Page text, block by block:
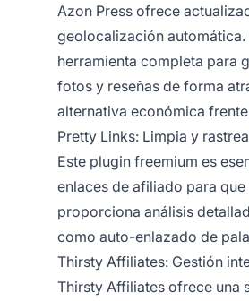
Azon Press ofrece
geolocalización automática.
herramienta completa para
fotos y reseñas de forma
alternativa económica
Pretty Links: Limpia y
Este plugin freemium es
enlaces de afiliado para
proporciona análisis
como auto-enlazado de
Thirsty Affiliates: Gestión
Thirsty Affiliates ofrece una